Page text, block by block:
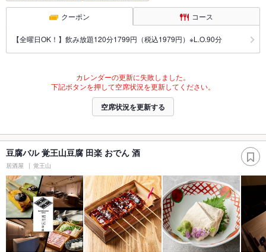
クーポン コース
【全曜日OK！】飲み放題120分1799円（税込1979円）※L.O.90分
カレンダーの更新に失敗しました。
下記ボタンを押して空席状況を更新してください。
空席状況を更新する
豆腐バル 覚王山豆腐 田楽 おでん 酒
居酒屋 覚王山